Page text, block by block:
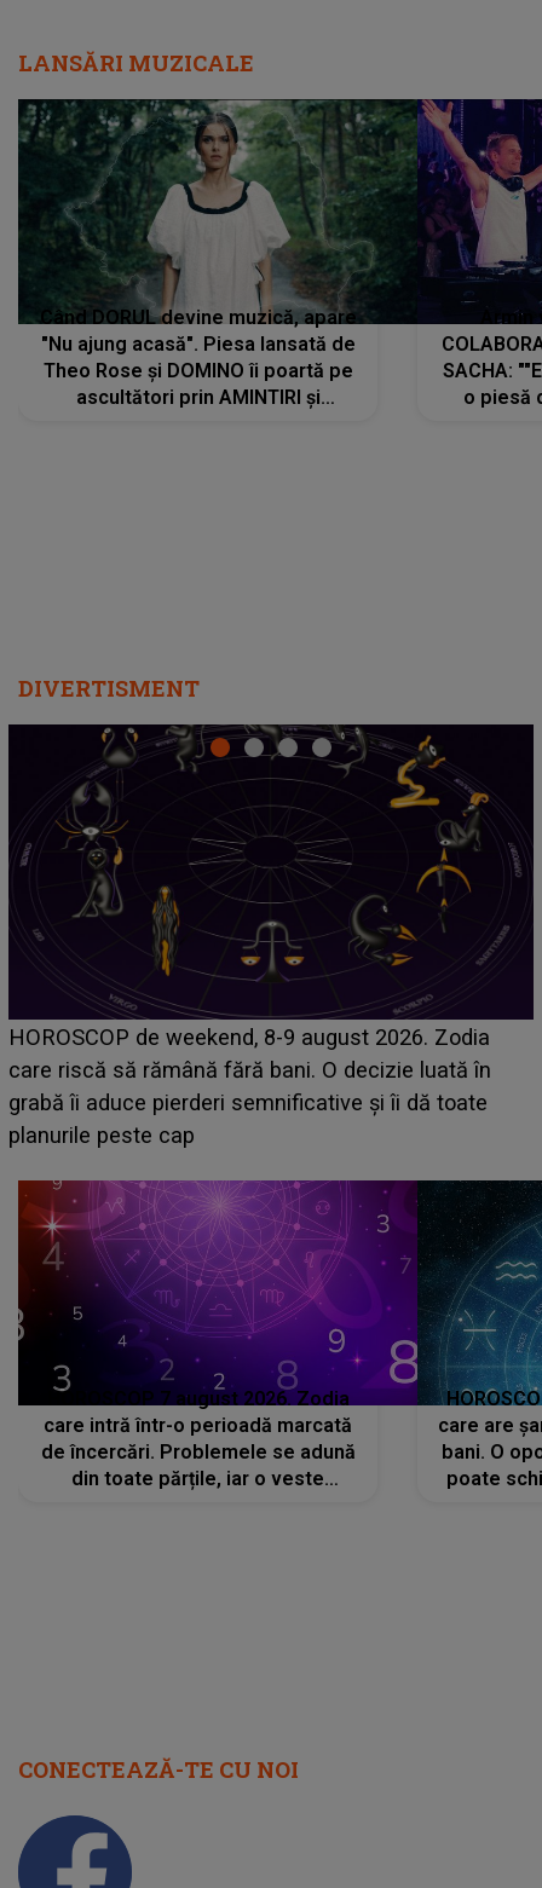
LANSĂRI MUZICALE
Când DORUL devine muzică, apare
"Nu ajung acasă". Piesa lansată de
Theo Rose și DOMINO îi poartă pe
ascultători prin AMINTIRI și
SACHA:
o piesă
DIVERTISMENT
Emanuel a ținut ACEST DETALIU ASCUNS până
acum! În fața Alexandrei, concurentul din Casa Iubirii
face o MĂRTURISIRE NEAȘTEPTATĂ despre mama
sa: "I-am spus și ei în față, eu nu te iubesc pentru
HOROSCOP 7 august 2026. Zodia
care intră într-o perioadă marcată
de încercări. Problemele se adună
din toate părțile, iar o veste
care are
bani. O
poate
CONECTEAZĂ-TE CU NOI